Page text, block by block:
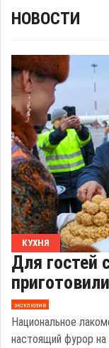
НОВОСТИ
КУХНЯ
Для гостей
эксклюзив
Национальное
настоящий фурор